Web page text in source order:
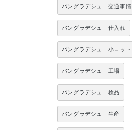
バングラデシュ 交通事情
バングラデシュ 仕入れ
バングラデシュ 小ロット
バングラデシュ 工場
バングラデシュ 検品
バングラデシュ 生産